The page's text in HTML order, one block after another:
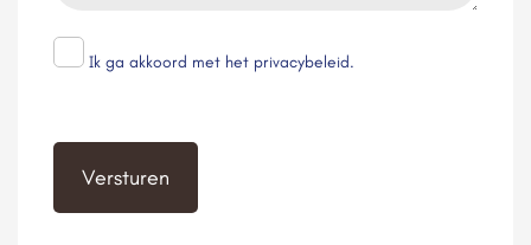
Ik ga akkoord met het privacybeleid.